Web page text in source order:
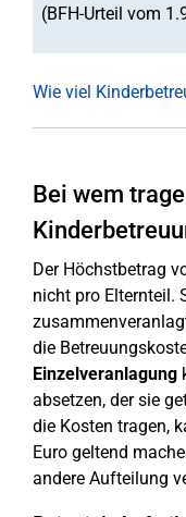
(BFH-Urteil vom
Wie viel
Bei wem
Der Höchstbetrag
nicht pro Elternteil.
die
Einzelveranlagung
absetzen, der sie
die Kosten tragen,
Euro geltend
andere Aufteilung